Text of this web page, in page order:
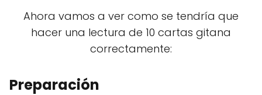
Ahora vamos a ver como se tendría que
hacer una lectura de 10 cartas gitana
correctamente:
Preparación